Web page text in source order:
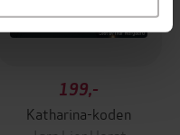
199,-
Katharina-koden